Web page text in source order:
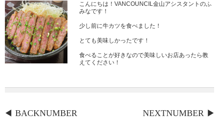
こんにちは！VANCOUNCIL金山アシスタントのふ
みなです！
少し前に牛カツを食べました！
とても美味しかったです！
食べることが好きなので美味しいお店あったら教
えてください！
NEXTNUMBER
BACKNUMBER